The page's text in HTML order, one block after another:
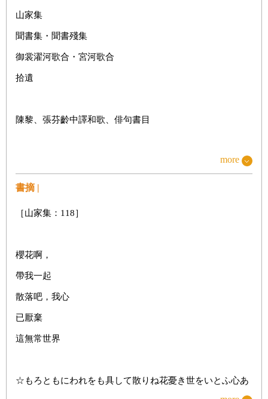
山家集
聞書集・聞書殘集
御裳濯河歌合・宮河歌合
拾遺
陳黎、張芬齡中譯和歌、俳句書目
more
書摘 |
［山家集：118］
櫻花啊，
帶我一起
散落吧，我心
已厭棄
這無常世界
☆もろともにわれをも具して散りね花憂き世をいとふ心あ